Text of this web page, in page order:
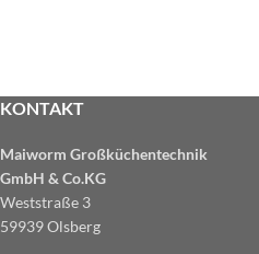
KONTAKT
Maiworm Großküchentechnik
GmbH & Co.KG
Weststraße 3
59939 Olsberg